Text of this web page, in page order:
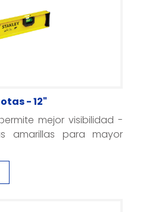
- 12"
mejor visibilidad -
amarillas para mayor